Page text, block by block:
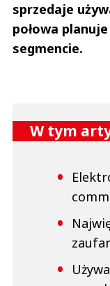
sprzedaje
połowa
segmencie.
W tym